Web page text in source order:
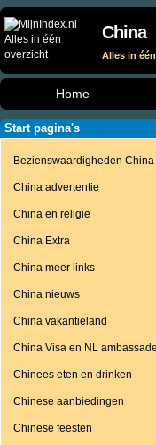
China
Alles in
Home
Start pagina's
Bezienswaardigheden China
China advertentie
China en religie
China Extra
China meer links
China nieuws
China vakantieland
China Visa en NL ambassade
Chinees eten en drinken
Chinese aanbiedingen
Chinese feesten